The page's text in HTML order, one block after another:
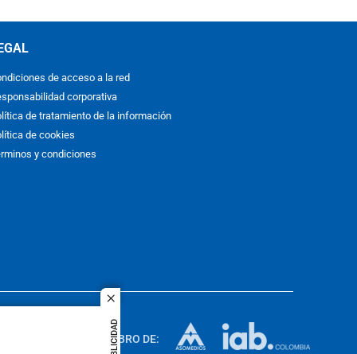
close
PUBLICIDAD
de acceso a la red
corporativa
de tratamiento de la información
de cookies
y condiciones
MIEMBRO DE: